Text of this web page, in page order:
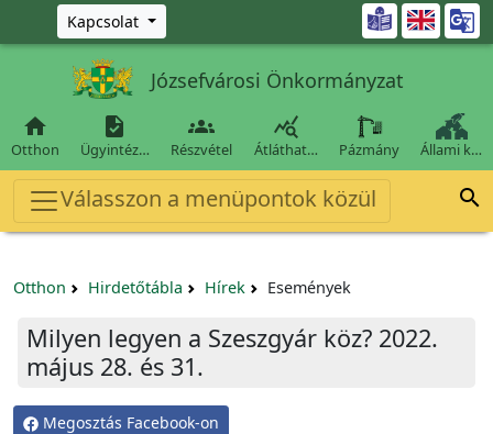
Ugrás a fő tartalomra
Kapcsolat 
Józsefvárosi Önkormányzat

Otthon

Ügyintéz…

Részvétel

Átláthat… Pázmány Állami k…
Válasszon a menüpontok közül 
Otthon Hirdetőtábla Hírek Események
Milyen legyen a Szeszgyár köz? 2022.
május 28. és 31.
Megosztás Facebook-on